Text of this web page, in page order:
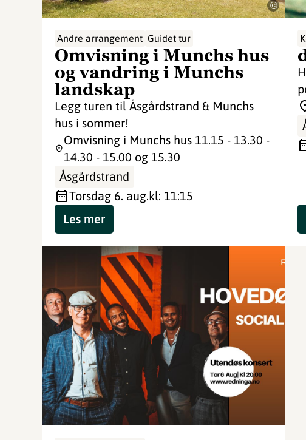
©
Andre arrangement Guidet tur
Omvisning i Munchs hus
og vandring i Munchs
landskap
Legg turen til Åsgårdstrand & Munchs
hus i sommer!
Omvisning i Munchs hus 11.15 - 13.30 -
14.30 - 15.00 og 15.30
Åsgårdstrand
torsdag 6. aug.kl: 11:15
Les mer